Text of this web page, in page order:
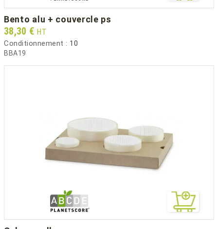
bento alu + couvercle ps
Prix
38,30 € HT
Conditionnement : 10
BBA19